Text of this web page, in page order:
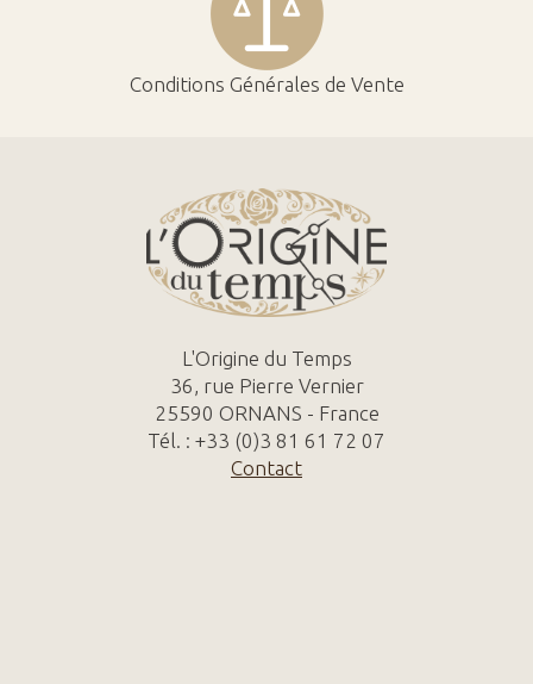
Conditions Générales de Vente
L'Origine du Temps
36, rue Pierre Vernier
25590 ORNANS - France
Tél. : +33 (0)3 81 61 72 07
Contact